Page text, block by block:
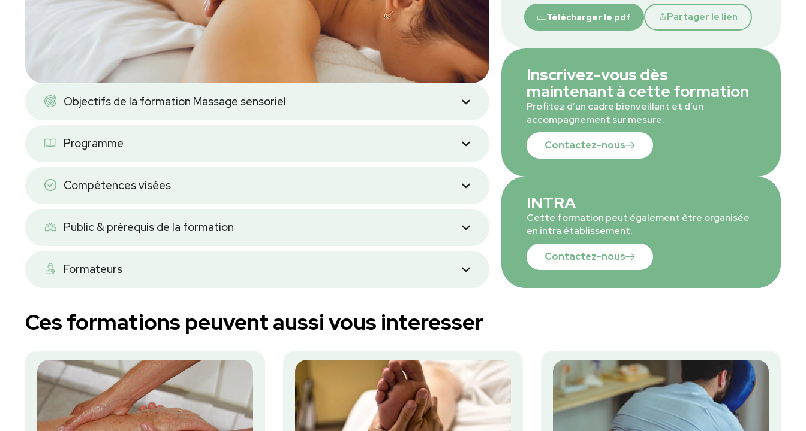
Objectifs de la formation Massage sensoriel
Programme
Compétences visées
Public & prérequis de la formation
Formateurs
Télécharger le pdf Partager le lien
Inscrivez-vous dès
maintenant à cette formation
Profitez d’un cadre bienveillant et d’un
accompagnement sur mesure.
Contactez-nous
INTRA
Cette formation peut également être organisée
en intra établissement.
Contactez-nous
Ces formations peuvent aussi vous interesser